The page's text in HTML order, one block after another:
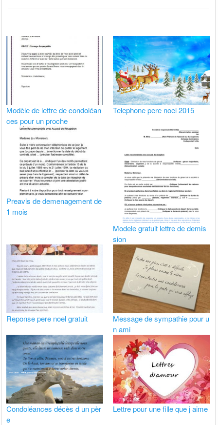
Modèle de lettre de condoléan
ces pour un proche
Telephone pere noel 2015
Preavis de demenagement de
1 mois
Modele gratuit lettre de demis
sion
Reponse pere noel gratuit
Message de sympathie pour u
n ami
Condoléances décès d un pèr
e
Lettre pour une fille que j aime